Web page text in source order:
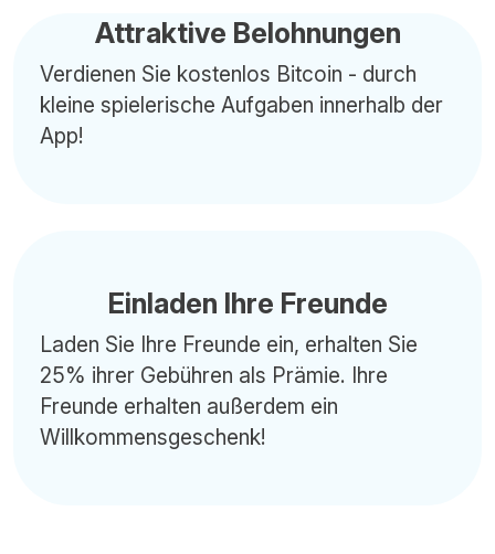
Attraktive Belohnungen
Verdienen Sie kostenlos Bitcoin - durch
kleine spielerische Aufgaben innerhalb der
App!
Einladen Ihre Freunde
Laden Sie Ihre Freunde ein, erhalten Sie
25% ihrer Gebühren als Prämie. Ihre
Freunde erhalten außerdem ein
Willkommensgeschenk!